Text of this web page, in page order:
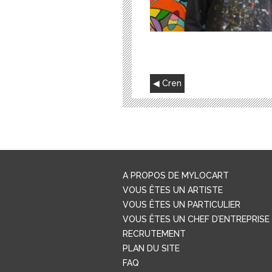
NAVIGATION
DE
L’ARTICLE
Cren
A PROPOS DE MYLOCART
VOUS ÊTES UN ARTISTE
VOUS ÊTES UN PARTICULIER
VOUS ÊTES UN CHEF D’ENTREPRISE
RECRUTEMENT
PLAN DU SITE
FAQ